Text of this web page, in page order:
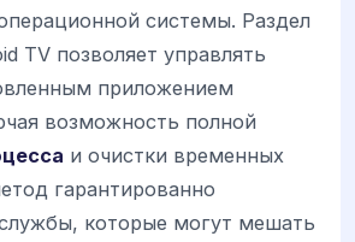
системы. Раздел
TV позволяет управлять
приложением
возможность полной
и очистки временных
гарантированно
которые могут мешать